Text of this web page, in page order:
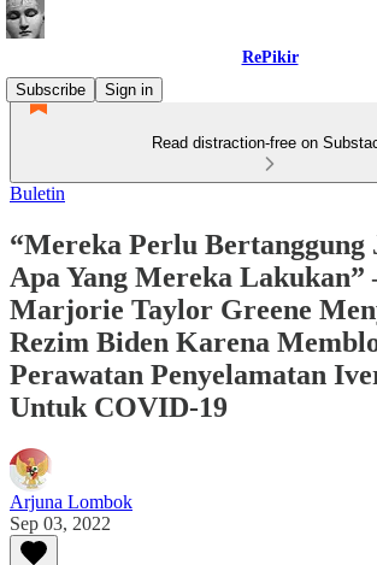
RePikir
Subscribe
Sign in
Read distraction-free on
Buletin
“Mereka Perlu Bertanggung
Apa Yang Mereka Lakukan”
Marjorie Taylor Greene
Rezim Biden Karena
Perawatan Penyelamatan
Untuk COVID-19
Arjuna Lombok
Sep 03, 2022